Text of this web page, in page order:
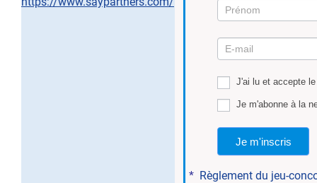
J'ai lu et accepte
Je m'abonne à la
Je m'inscris
* Règlement du jeu-